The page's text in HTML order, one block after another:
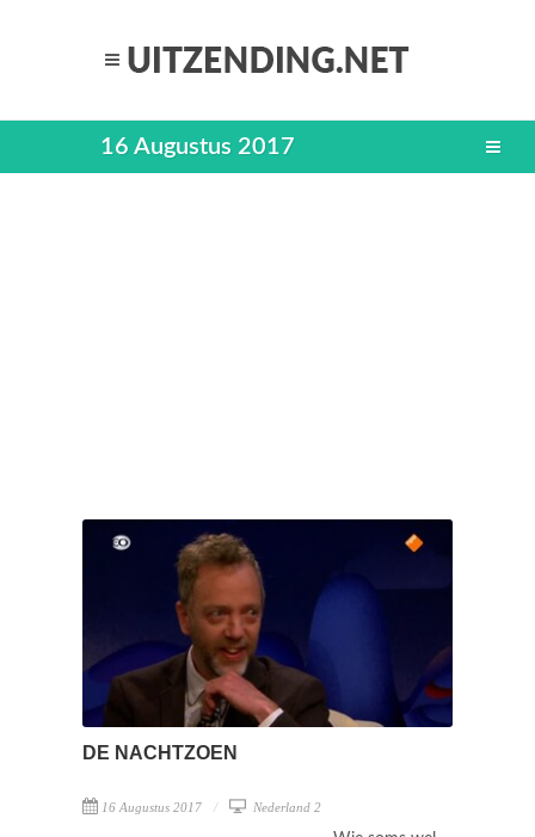
16 Augustus 2017
DE NACHTZOEN
16 Augustus 2017 Nederland 2